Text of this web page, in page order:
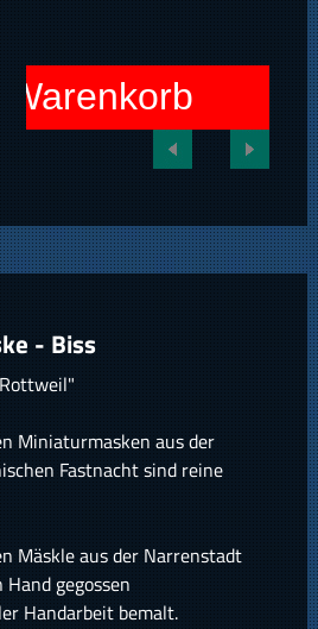
Warenkorb
- Biss
Miniaturmasken aus der
Fastnacht sind reine
Mäskle aus der Narrenstadt
gegossen
Handarbeit bemalt.